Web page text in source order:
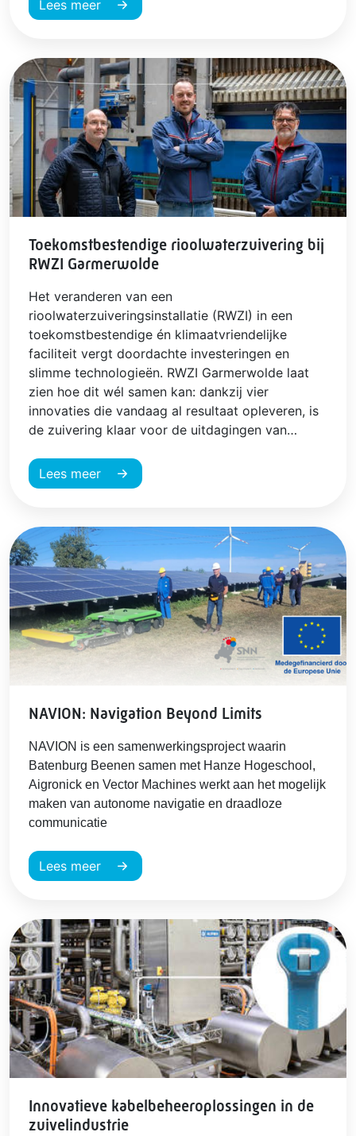
Lees meer
Toekomstbestendige rioolwaterzuivering bij
RWZI Garmerwolde
Het veranderen van een
rioolwaterzuiveringsinstallatie (RWZI) in een
toekomstbestendige én klimaatvriendelijke
faciliteit vergt doordachte investeringen en
slimme technologieën. RWZI Garmerwolde laat
zien hoe dit wél samen kan: dankzij vier
innovaties die vandaag al resultaat opleveren, is
de zuivering klaar voor de uitdagingen van
Lees meer
NAVION: Navigation Beyond Limits
NAVION is een samenwerkingsproject waarin
Batenburg Beenen samen met Hanze Hogeschool,
Aigronick en Vector Machines werkt aan het mogelijk
maken van autonome navigatie en draadloze
communicatie
Lees meer
Innovatieve kabelbeheeroplossingen in de
zuivelindustrie